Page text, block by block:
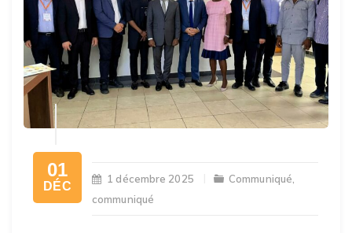
01
DÉC
1 décembre 2025 Communiqué
communiqué